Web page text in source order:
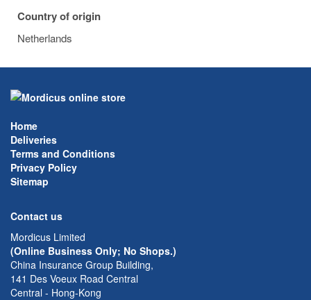
Country of origin
Netherlands
Home
Deliveries
Terms and Conditions
Privacy Policy
Sitemap
Contact us
Mordicus Limited
(Online Business Only; No Shops.)
China Insurance Group Building,
141 Des Voeux Road Central
Central - Hong-Kong